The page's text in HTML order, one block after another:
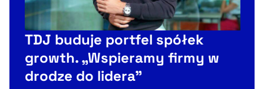
TDJ buduje portfel spółek
growth. „Wspieramy firmy w
drodze do lidera”